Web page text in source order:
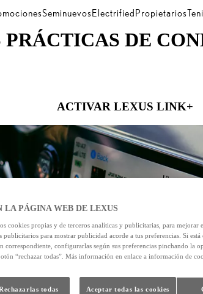
SeminuevosElectrifiedPropietarios
PRÁCTICAS DE
ACTIVAR LEXUS LINK+
LA PÁGINA WEB DE LEXUS
cookies propias y de terceros analíticas y publicitarias, para mejorar
publicitarios para mostrar publicidad acorde a tus preferencias. Si está
correspondiente, configurarlas según sus preferencias pinchando la
“rechazar todas”. Más información en enlace a información de
todas Aceptar todas las cookies